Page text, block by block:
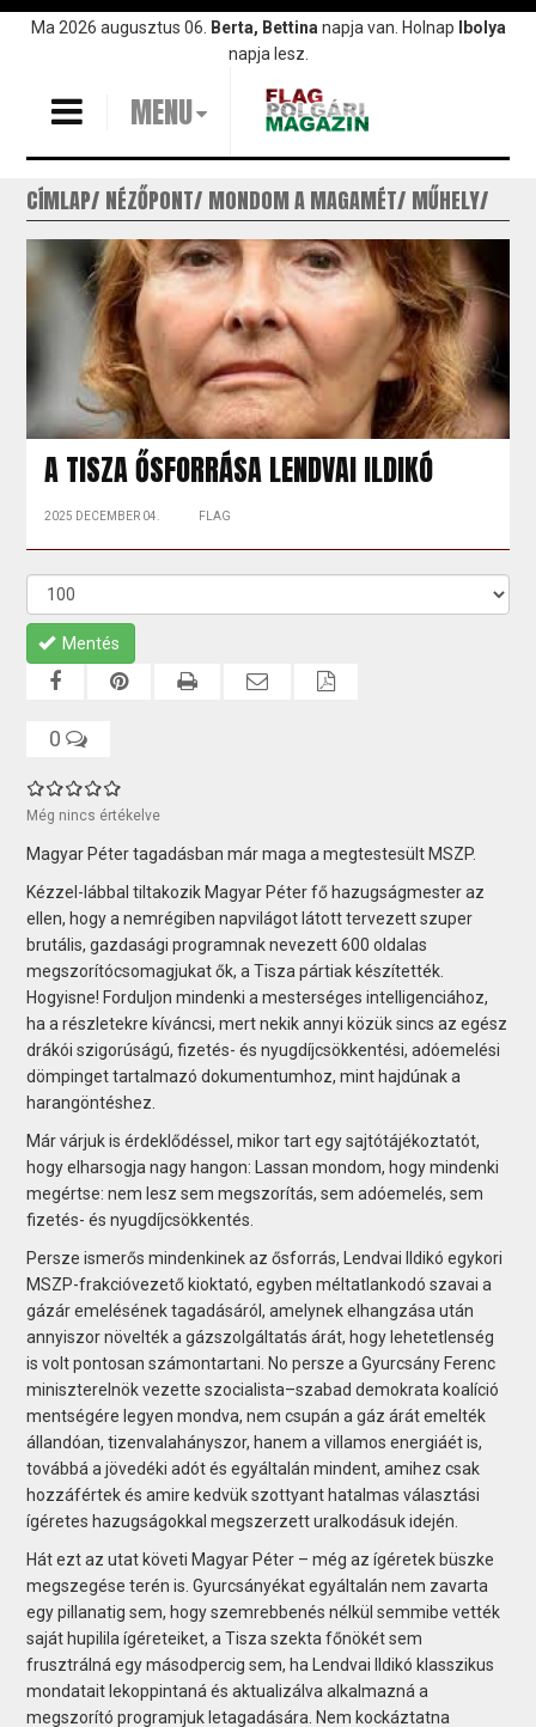
UgrásMa 2026 augusztus 06. Berta, Bettina napja van. Holnap
Ibolya
napja lesz.
MENU
CÍMLAP NÉZŐPONT MONDOM A MAGAMÉT MŰHELY
A TISZA ŐSFORRÁSA LENDVAI ILDIKÓ
2025 DECEMBER 04. FLAG
Mentés
0
Még nincs értékelve
Magyar Péter tagadásban már maga a megtestesült MSZP.
Kézzel-lábbal tiltakozik Magyar Péter fő hazugságmester az
ellen, hogy a nemrégiben napvilágot látott tervezett szuper
brutális, gazdasági programnak nevezett 600 oldalas
megszorítócsomagjukat ők, a Tisza pártiak készítették.
Hogyisne! Forduljon mindenki a mesterséges intelligenciához,
ha a részletekre kíváncsi, mert nekik annyi közük sincs az egész
drákói szigorúságú, fizetés- és nyugdíjcsökkentési, adóemelési
dömpinget tartalmazó dokumentumhoz, mint hajdúnak a
harangöntéshez.
Már várjuk is érdeklődéssel, mikor tart egy sajtótájékoztatót,
hogy elharsogja nagy hangon: Lassan mondom, hogy mindenki
megértse: nem lesz sem megszorítás, sem adóemelés, sem
fizetés- és nyugdíjcsökkentés.
Persze ismerős mindenkinek az ősforrás, Lendvai Ildikó egykori
MSZP-frakcióvezető kioktató, egyben méltatlankodó szavai a
gázár emelésének tagadásáról, amelynek elhangzása után
annyiszor növelték a gázszolgáltatás árát, hogy lehetetlenség
is volt pontosan számontartani. No persze a Gyurcsány Ferenc
miniszterelnök vezette szocialista–szabad demokrata koalíció
mentségére legyen mondva, nem csupán a gáz árát emelték
állandóan, tizenvalahányszor, hanem a villamos energiáét is,
továbbá a jövedéki adót és egyáltalán mindent, amihez csak
hozzáfértek és amire kedvük szottyant hatalmas választási
ígéretes hazugságokkal megszerzett uralkodásuk idején.
Hát ezt az utat követi Magyar Péter – még az ígéretek büszke
megszegése terén is. Gyurcsányékat egyáltalán nem zavarta
egy pillanatig sem, hogy szemrebbenés nélkül semmibe vették
saját hupilila ígéreteiket, a Tisza szekta főnökét sem
frusztrálná egy másodpercig sem, ha Lendvai Ildikó klasszikus
mondatait lekoppintaná és aktualizálva alkalmazná a
megszorító programjuk letagadására. Nem kockáztatna